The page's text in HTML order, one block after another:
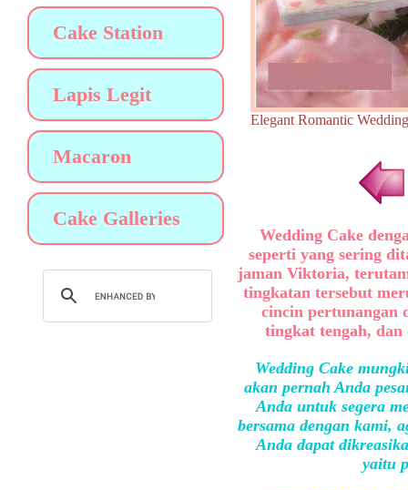
Cake Station
Lapis Legit
Macaron
Cake Galleries
Elegant Romantic
Wedding Cake
seperti yang sering
jaman Viktoria,
tingkatan tersebut
cincin pertunangan
tingkat tengah,
Wedding Cake
akan pernah Anda
Anda untuk segera
bersama dengan kami,
Anda dapat
yaitu